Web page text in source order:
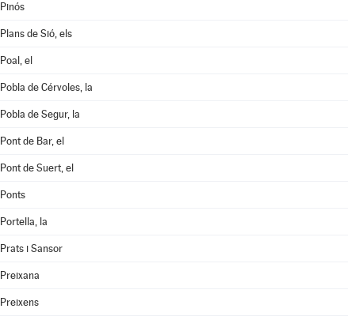
Pinós
Plans de Sió, els
Poal, el
Pobla de Cérvoles, la
Pobla de Segur, la
Pont de Bar, el
Pont de Suert, el
Ponts
Portella, la
Prats i Sansor
Preixana
Preixens